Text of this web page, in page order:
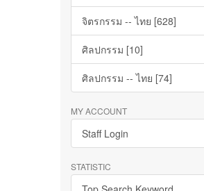
จิตรกรรม -- ไทย [628]
ศิลปกรรม [10]
ศิลปกรรม -- ไทย [74]
MY ACCOUNT
Staff Login
STATISTIC